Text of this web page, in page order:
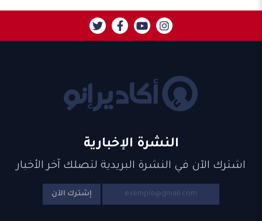
النشرة الإخبارية
اشترك الآن في النشرة البريدية لتصلك آخر الأخبار
إشترك الآن